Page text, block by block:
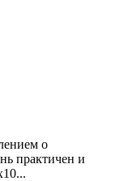
о
практичен и